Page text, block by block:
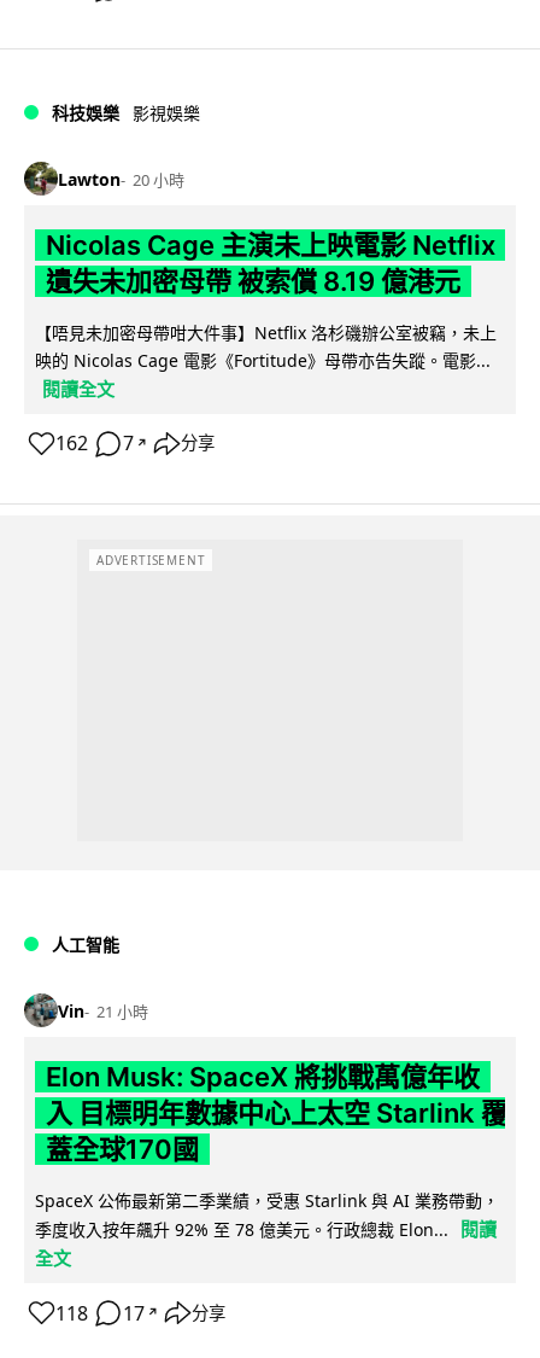
科技娛樂 影視娛樂
Lawton 20 小時
Nicolas Cage 主演未上映電影 Netflix
遺失未加密母帶 被索償 8.19 億港元
【唔見未加密母帶咁大件事】Netflix 洛杉磯辦公室被竊，未上
映的 Nicolas Cage 電影《Fortitude》母帶亦告失蹤。電影...
閱讀全文
162 7 ↗ 分享
ADVERTISEMENT
人工智能
Vin 21 小時
Elon Musk: SpaceX 將挑戰萬億年收
入 目標明年數據中心上太空 Starlink 覆
蓋全球170國
SpaceX 公佈最新第二季業績，受惠 Starlink 與 AI 業務帶動，
季度收入按年飆升 92% 至 78 億美元。行政總裁 Elon...
閱讀
全文
118 17 ↗ 分享